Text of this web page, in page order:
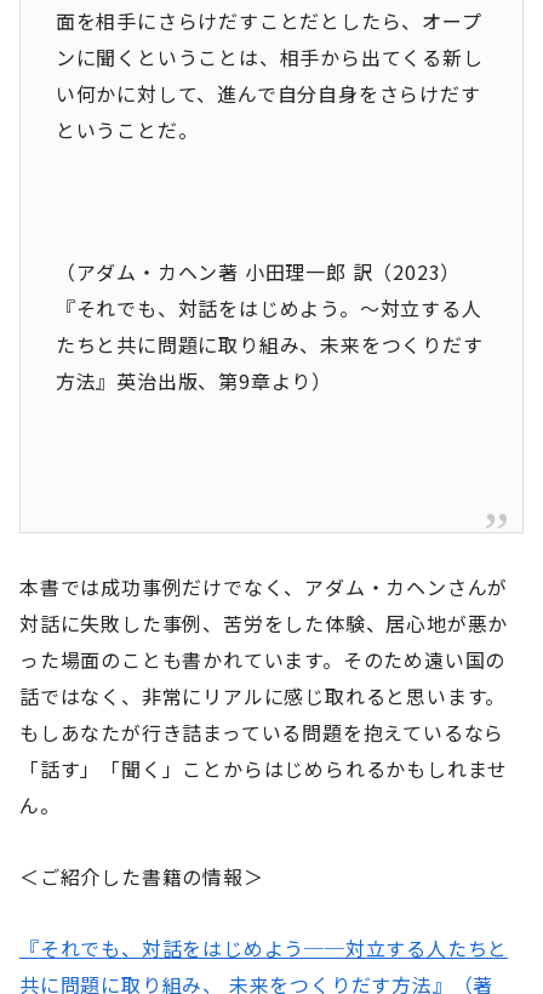
面を相手にさらけだすことだとしたら、オープ
ンに聞くということは、相手から出てくる新し
い何かに対して、進んで自分自身をさらけだす
ということだ。
（アダム・カヘン著 小田理一郎 訳（2023）
『それでも、対話をはじめよう。～対立する人
たちと共に問題に取り組み、未来をつくりだす
方法』英治出版、第9章より）
本書では成功事例だけでなく、アダム・カヘンさんが
対話に失敗した事例、苦労をした体験、居心地が悪か
った場面のことも書かれています。そのため遠い国の
話ではなく、非常にリアルに感じ取れると思います。
もしあなたが行き詰まっている問題を抱えているなら
「話す」「聞く」ことからはじめられるかもしれませ
ん。
＜ご紹介した書籍の情報＞
『それでも、対話をはじめよう──対立する人たちと
共に問題に取り組み、 未来をつくりだす方法』（著